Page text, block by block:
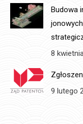
Budowa
8
9 lutego